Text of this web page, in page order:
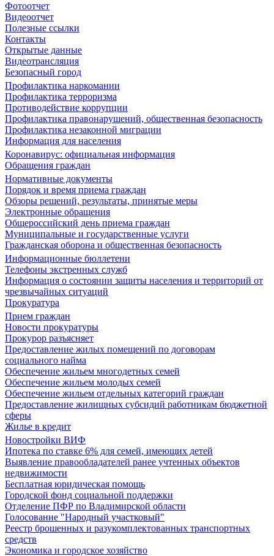
Фотоотчет
Видеоотчет
Полезные ссылки
Контакты
Открытые данные
Видеотрансляция
Безопасный город
Профилактика наркомании
Профилактика терроризма
Противодействие коррупции
Профилактика правонарушений, общественная безопасность
Профилактика незаконной миграции
Информация для населения
Коронавирус: официальная информация
Обращения граждан
Нормативные документы
Порядок и время приема граждан
Обзоры решений, результаты, принятые меры
Электронные обращения
Общероссийский день приема граждан
Муниципальные и государственные услуги
Гражданская оборона и общественная безопасность
Информационные бюллетени
Телефоны экстренных служб
Информация о состоянии защиты населения и территорий от
чрезвычайных ситуаций
Прокуратура
Прием граждан
Новости прокуратуры
Прокурор разъясняет
Предоставление жилых помещений по договорам
социального найма
Обеспечение жильем многодетных семей
Обеспечение жильем молодых семей
Обеспечение жильем отдельных категорий граждан
Предоставление жилищных субсидий работникам бюджетной
сферы
Жилье в кредит
Новостройки ВИФ
Ипотека по ставке 6% для семей, имеющих детей
Выявление правообладателей ранее учтенных объектов
недвижимости
Бесплатная юридическая помощь
Городской фонд социальной поддержки
Отделение ПФР по Владимирской области
Голосование "Народный участковый"
Реестр брошенных и разукомплектованных транспортных
средств
Экономика и городское хозяйство